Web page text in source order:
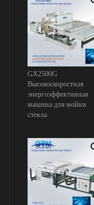
GX2500G
Высокоскоростная
энергоэффективная
машина для мойки
стекла